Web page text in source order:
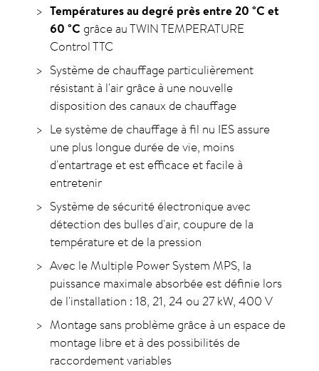
Températures au degré près entre 20 °C et
60 °C grâce au TWIN TEMPERATURE
Control TTC
Système de chauffage particulièrement
résistant à l'air grâce à une nouvelle
disposition des canaux de chauffage
Le système de chauffage à fil nu IES assure
une plus longue durée de vie, moins
d'entartrage et est efficace et facile à
entretenir
Système de sécurité électronique avec
détection des bulles d'air, coupure de la
température et de la pression
Avec le Multiple Power System MPS, la
puissance maximale absorbée est définie lors
de l'installation : 18, 21, 24 ou 27 kW, 400 V
Montage sans problème grâce à un espace de
montage libre et à des possibilités de
raccordement variables